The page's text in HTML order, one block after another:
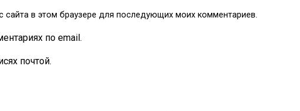
сайта в этом браузере для последующих моих комментариев.
по email.
почтой.